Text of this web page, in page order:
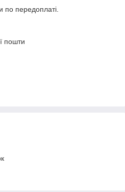
по передоплаті.
пошти